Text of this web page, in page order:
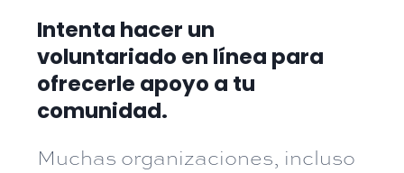
Intenta hacer un
voluntariado en línea para
ofrecerle apoyo a tu
comunidad.
Muchas organizaciones, incluso